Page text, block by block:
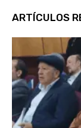
ARTÍCULOS